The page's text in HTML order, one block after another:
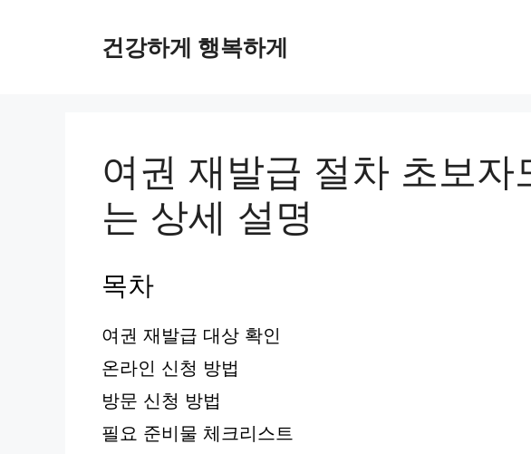
건강하게 행복하게
여권 재발급 절차 초보자
는 상세 설명
목차
여권 재발급 대상 확인
온라인 신청 방법
방문 신청 방법
필요 준비물 체크리스트